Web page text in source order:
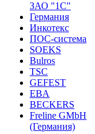
ЗАО "1С"
Германия
Инкотекс
ПОС-система
SOEKS
Bulros
TSC
GEFEST
EBA
BECKERS
Freline GMbH
(Германия)